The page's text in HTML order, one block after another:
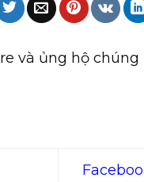
và ủng hộ